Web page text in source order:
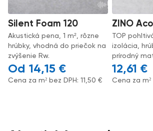
Silent Foam 120
Akustická pena, 1 m², rôzne
hrúbky, vhodná do priečok na
zvýšenie Rw.
14,15 €
Cena za m² bez DPH: 11,50 €
ZINO
TOP
izolácia,
prírodný
12,61 €
Cena za m²